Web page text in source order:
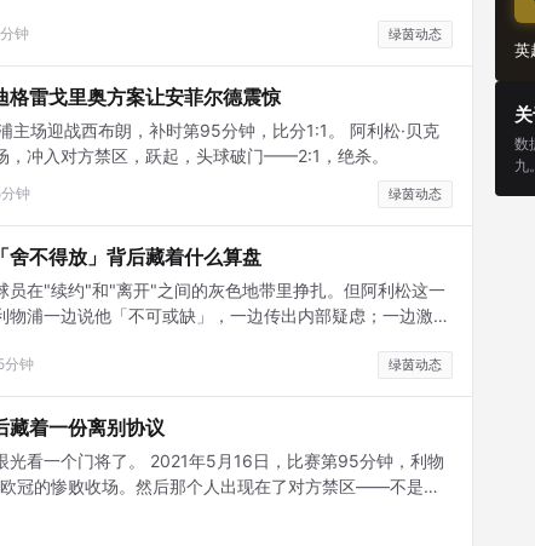
钟 绿茵动态
雷戈里奥方案让安菲尔德震惊
主场迎战西布朗，补时第95分钟，比分1:1。 阿利松·贝克
，冲入对方禁区，跃起，头球破门——2:1，绝杀。
钟 绿茵动态
舍不得放」背后藏着什么算盘
员在"续约"和"离开"之间的灰色地带里挣扎。但阿利松这一
浦一边说他「不可或缺」，一边传出内部疑虑；一边激活
分钟 绿茵动态
藏着一份离别协议
光看一个门将了。 2021年5月16日，比赛第95分钟，利物
冠的惨败收场。然后那个人出现在了对方禁区——不是前
英
数
九。